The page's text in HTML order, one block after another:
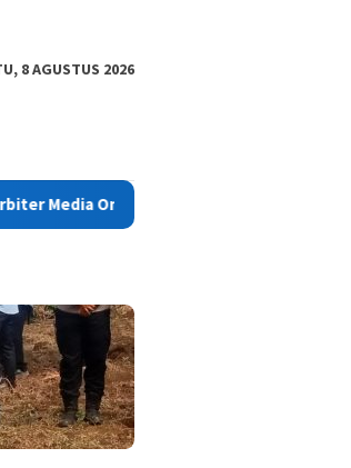
8 AGUSTUS 2026
Online - Aktual, Netral dan Tajam